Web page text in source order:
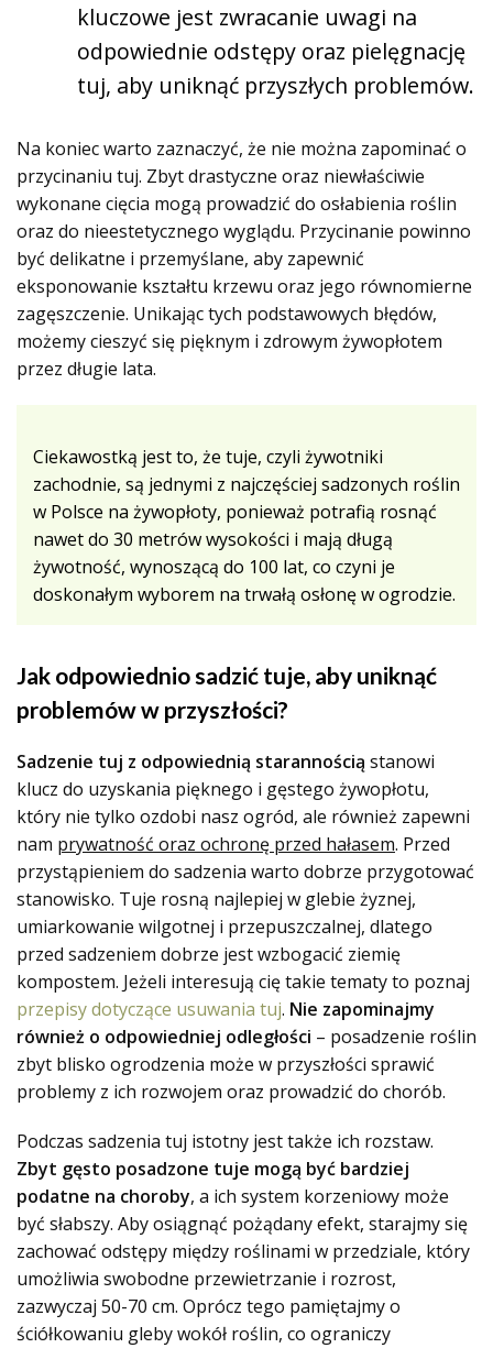
kluczowe jest zwracanie uwagi na
odpowiednie odstępy oraz pielęgnację
tuj, aby uniknąć przyszłych problemów.
Na koniec warto zaznaczyć, że nie można zapominać o
przycinaniu tuj. Zbyt drastyczne oraz niewłaściwie
wykonane cięcia mogą prowadzić do osłabienia roślin
oraz do nieestetycznego wyglądu. Przycinanie powinno
być delikatne i przemyślane, aby zapewnić
eksponowanie kształtu krzewu oraz jego równomierne
zagęszczenie. Unikając tych podstawowych błędów,
możemy cieszyć się pięknym i zdrowym żywopłotem
przez długie lata.
Ciekawostką jest to, że tuje, czyli żywotniki
zachodnie, są jednymi z najczęściej sadzonych roślin
w Polsce na żywopłoty, ponieważ potrafią rosnąć
nawet do 30 metrów wysokości i mają długą
żywotność, wynoszącą do 100 lat, co czyni je
doskonałym wyborem na trwałą osłonę w ogrodzie.
Jak odpowiednio sadzić tuje, aby uniknąć
problemów w przyszłości?
Sadzenie tuj z odpowiednią starannością stanowi
klucz do uzyskania pięknego i gęstego żywopłotu,
który nie tylko ozdobi nasz ogród, ale również zapewni
nam prywatność oraz ochronę przed hałasem. Przed
przystąpieniem do sadzenia warto dobrze przygotować
stanowisko. Tuje rosną najlepiej w glebie żyznej,
umiarkowanie wilgotnej i przepuszczalnej, dlatego
przed sadzeniem dobrze jest wzbogacić ziemię
kompostem. Jeżeli interesują cię takie tematy to poznaj
przepisy dotyczące usuwania tuj. Nie zapominajmy
również o odpowiedniej odległości – posadzenie roślin
zbyt blisko ogrodzenia może w przyszłości sprawić
problemy z ich rozwojem oraz prowadzić do chorób.
Podczas sadzenia tuj istotny jest także ich rozstaw.
Zbyt gęsto posadzone tuje mogą być bardziej
podatne na choroby, a ich system korzeniowy może
być słabszy. Aby osiągnąć pożądany efekt, starajmy się
zachować odstępy między roślinami w przedziale, który
umożliwia swobodne przewietrzanie i rozrost,
zazwyczaj 50-70 cm. Oprócz tego pamiętajmy o
ściółkowaniu gleby wokół roślin, co ograniczy